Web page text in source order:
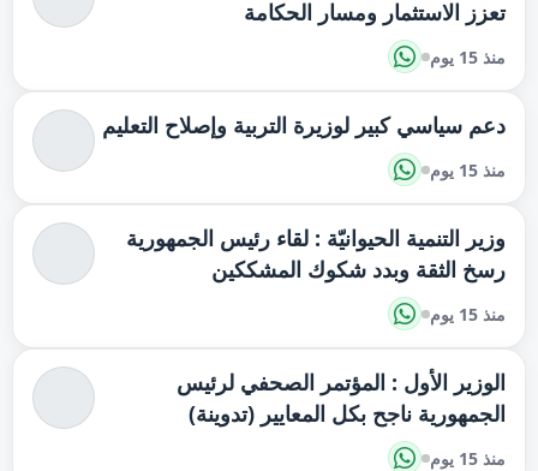
تعزز الاستثمار ومسار الحكامة
منذ 15 يوم
دعم سياسي كبير لوزيرة التربية وإصلاح التعليم
منذ 15 يوم
وزير التنمية الحيوانيّة : لقاء رئيس الجمهورية
رسخ الثقة وبدد شكوك المشككين
منذ 15 يوم
الوزير الأول : المؤتمر الصحفي لرئيس
الجمهورية ناجح بكل المعايير (تدوينة)
منذ 15 يوم